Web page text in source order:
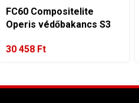
FC60 Compositelite
Operis védőbakancs S3
30 458 Ft